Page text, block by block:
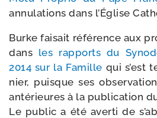
annu­la­tions dans l’Église
Burke fai­sait réfé­rence aux
dans les rap­ports du
2014 sur la Famille qui s’est
nier, puisque ses
anté­rieures à la publi­ca­tion
Le public a été aver­ti de